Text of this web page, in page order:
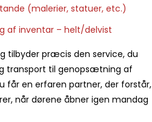
(malerier, statuer, etc.)
af inventar – helt/delvist
tilbyder præcis den service, du
transport til genopsætning af
får en erfaren partner, der forstår,
når dørene åbner igen mandag